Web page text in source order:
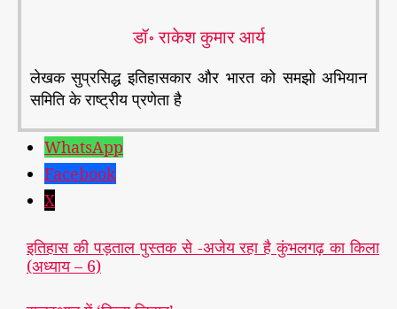
डॉ॰ राकेश कुमार आर्य
लेखक सुप्रसिद्ध इतिहासकार और भारत को समझो अभियान
समिति के राष्ट्रीय प्रणेता है
WhatsApp
Facebook
X
इतिहास की पड़ताल पुस्तक से -अजेय रहा है कुंभलगढ़ का किला
(अध्याय – 6)